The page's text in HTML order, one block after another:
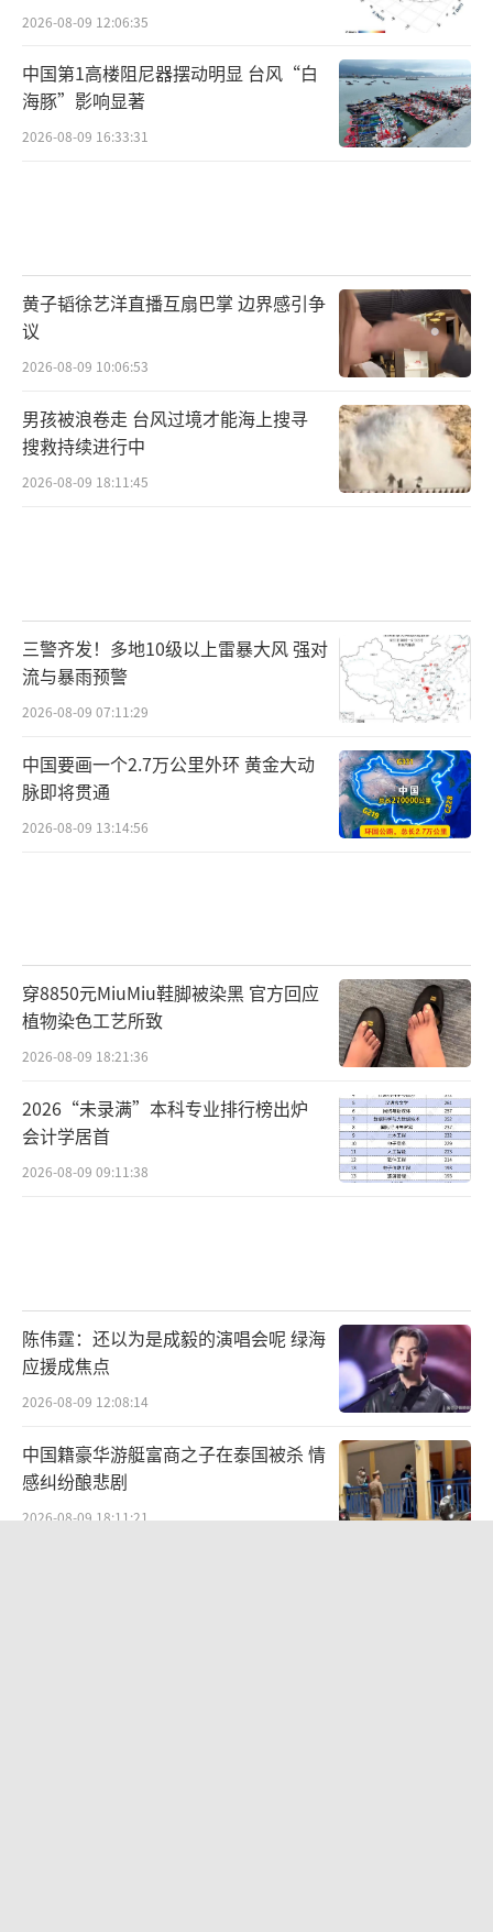
2026-08-09 12:06:35
中国第1高楼阻尼器摆动明显 台风“白
海豚”影响显著
2026-08-09 16:33:31
黄子韬徐艺洋直播互扇巴掌 边界感引争
议
2026-08-09 10:06:53
男孩被浪卷走 台风过境才能海上搜寻
搜救持续进行中
2026-08-09 18:11:45
三警齐发！多地10级以上雷暴大风 强对
流与暴雨预警
2026-08-09 07:11:29
中国要画一个2.7万公里外环 黄金大动
脉即将贯通
2026-08-09 13:14:56
穿8850元MiuMiu鞋脚被染黑 官方回应
植物染色工艺所致
2026-08-09 18:21:36
2026“未录满”本科专业排行榜出炉
会计学居首
2026-08-09 09:11:38
陈伟霆：还以为是成毅的演唱会呢 绿海
应援成焦点
2026-08-09 12:08:14
中国籍豪华游艇富商之子在泰国被杀 情
感纠纷酿悲剧
2026-08-09 18:11:21